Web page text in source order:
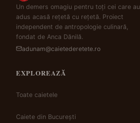
Un demers omagiu pentru toți cei care au
adus acasă rețetă cu rețetă. Proiect
independent de antropologie culinară,
fondat de Anca Dănilă.
adunam@caietederetete.ro
EXPLOREAZĂ
Toate caietele
Caiete din București